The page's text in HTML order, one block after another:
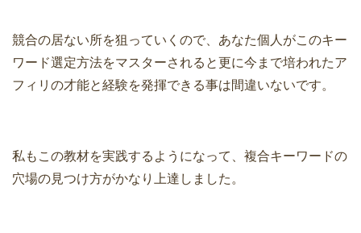
競合の居ない所を狙っていくので、あなた個人がこのキー
ワード選定方法をマスターされると更に今まで培われたア
フィリの才能と経験を発揮できる事は間違いないです。
私もこの教材を実践するようになって、複合キーワードの
穴場の見つけ方がかなり上達しました。